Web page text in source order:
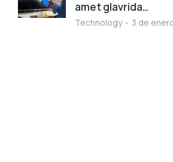
amet glavrida…
Technology 3 de